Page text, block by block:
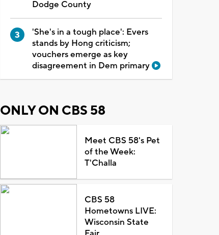
Dodge County
'She's in a tough place': Evers
stands by Hong criticism;
vouchers emerge as key
disagreement in Dem primary
ONLY ON CBS 58
Meet CBS 58's Pet
of the Week:
T'Challa
CBS 58
Hometowns LIVE:
Wisconsin State